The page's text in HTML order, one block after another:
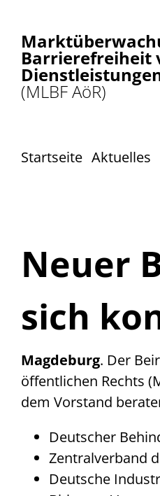
Barrierefreiheit
(MLBF AöR)
Startseite Aktuelles
Neuer
sich
Magdeburg. Der
öffentlichen Rechts
dem Vorstand
Deutscher
Zentralverband
Deutsche